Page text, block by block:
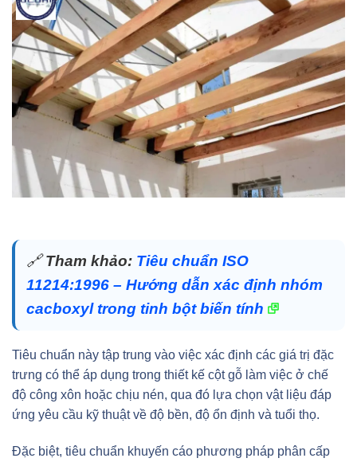
🔗Tham khảo: Tiêu chuẩn ISO
11214:1996 – Hướng dẫn xác định nhóm
cacboxyl trong tinh bột biến tính
Tiêu chuẩn này tập trung vào việc xác định các giá trị đặc
trưng có thể áp dụng trong thiết kế cột gỗ làm việc ở chế
độ công xôn hoặc chịu nén, qua đó lựa chọn vật liệu đáp
ứng yêu cầu kỹ thuật về độ bền, độ ổn định và tuổi thọ.
Đặc biệt, tiêu chuẩn khuyến cáo phương pháp phân cấp